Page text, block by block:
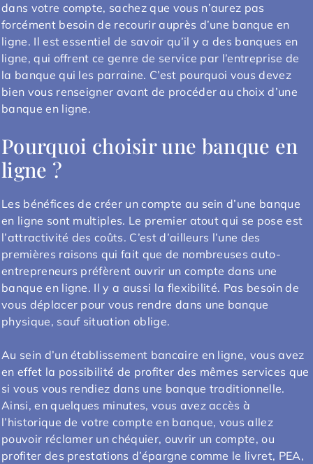
dans votre compte, sachez que vous n’aurez pas
forcément besoin de recourir auprès d’une banque en
ligne. Il est essentiel de savoir qu’il y a des banques en
ligne, qui offrent ce genre de service par l’entreprise de
la banque qui les parraine. C’est pourquoi vous devez
bien vous renseigner avant de procéder au choix d’une
banque en ligne.
Pourquoi choisir une banque en
ligne ?
Les bénéfices de créer un compte au sein d’une banque
en ligne sont multiples. Le premier atout qui se pose est
l’attractivité des coûts. C’est d’ailleurs l’une des
premières raisons qui fait que de nombreuses auto-
entrepreneurs préfèrent ouvrir un compte dans une
banque en ligne. Il y a aussi la flexibilité. Pas besoin de
vous déplacer pour vous rendre dans une banque
physique, sauf situation oblige.
Au sein d’un établissement bancaire en ligne, vous avez
en effet la possibilité de profiter des mêmes services que
si vous vous rendiez dans une banque traditionnelle.
Ainsi, en quelques minutes, vous avez accès à
l’historique de votre compte en banque, vous allez
pouvoir réclamer un chéquier, ouvrir un compte, ou
profiter des prestations d’épargne comme le livret, PEA,